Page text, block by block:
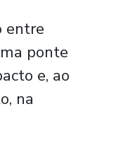
entre
ponte
e, ao
na